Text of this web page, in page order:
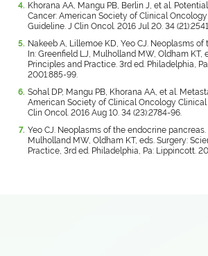
Khorana AA, Mangu PB, Berlin J, et al.
Cancer: American Society of Clinical
Guideline. J Clin Oncol. 2016 Jul 20. 34
Nakeeb A, Lillemoe KD, Yeo CJ. Neoplasms
In: Greenfield LJ, Mulholland MW, Oldham KT,
Principles and Practice. 3rd ed. Philadelphia,
2001:885-99.
Sohal DP, Mangu PB, Khorana AA, et al.
American Society of Clinical Oncology Clinical
Clin Oncol. 2016 Aug 10. 34 (23):2784-96.
Yeo CJ. Neoplasms of the endocrine pancreas.
Mulholland MW, Oldham KT, eds. Surgery:
Practice, 3rd ed. Philadelphia, Pa: Lippincott.